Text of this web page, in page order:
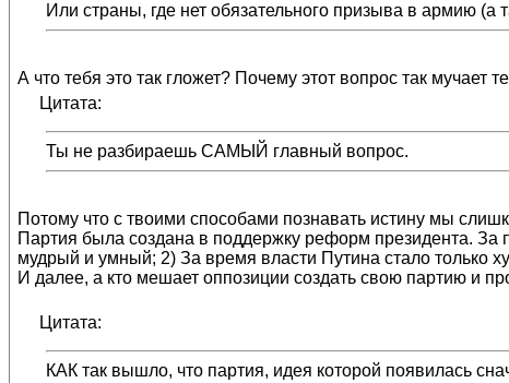
Или страны, где нет обязательного призыва в армию (а
А что тебя это так гложет? Почему этот вопрос так мучает
Цитата:
Ты не разбираешь САМЫЙ главный вопрос.
Потому что с твоими способами познавать истину мы
Партия была создана в поддержку реформ президента.
мудрый и умный; 2) За время власти Путина стало только
И далее, а кто мешает оппозиции создать свою партию и
Цитата:
КАК так вышло, что партия, идея которой появилась